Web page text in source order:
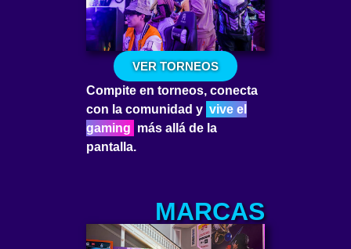
VER TORNEOS
Compite en torneos, conecta
con la comunidad y vive el
gaming más allá de la
pantalla.
MARCAS